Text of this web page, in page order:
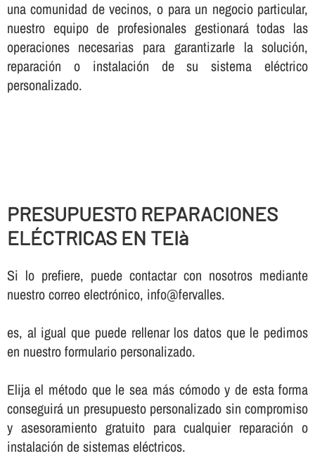
una comunidad de vecinos, o para un negocio particular,
nuestro equipo de profesionales gestionará todas las
operaciones necesarias para garantizarle la solución,
reparación o instalación de su sistema eléctrico
personalizado.
PRESUPUESTO REPARACIONES
ELÉCTRICAS EN TEIà
Si lo prefiere, puede contactar con nosotros mediante
nuestro correo electrónico, info@fervalles.
es, al igual que puede rellenar los datos que le pedimos
en nuestro formulario personalizado.
Elija el método que le sea más cómodo y de esta forma
conseguirá un presupuesto personalizado sin compromiso
y asesoramiento gratuito para cualquier reparación o
instalación de sistemas eléctricos.